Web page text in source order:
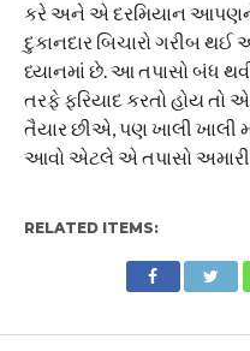
કરે અને એ દરમિયાન
દુકાનદાર બિચારો ગરીબ
ધ્યાનમાં છે. આ તપાસો બંધ
તરફે ફરિયાદ કરતો હોય
તૈયાર છીએ, પણ ખાલી ખાલી
આવો એટલે એ તપાસો
RELATED ITEMS: